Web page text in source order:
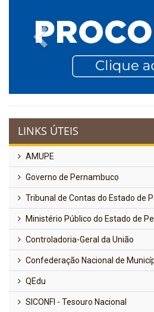
Previous
LINKS ÚTEIS
AMUPE
Governo de Pernambuco
Tribunal de Contas do Estado de
Ministério Público do Estado de
Controladoria-Geral da União
Confederação Nacional de
QEdu
SICONFI - Tesouro Nacional